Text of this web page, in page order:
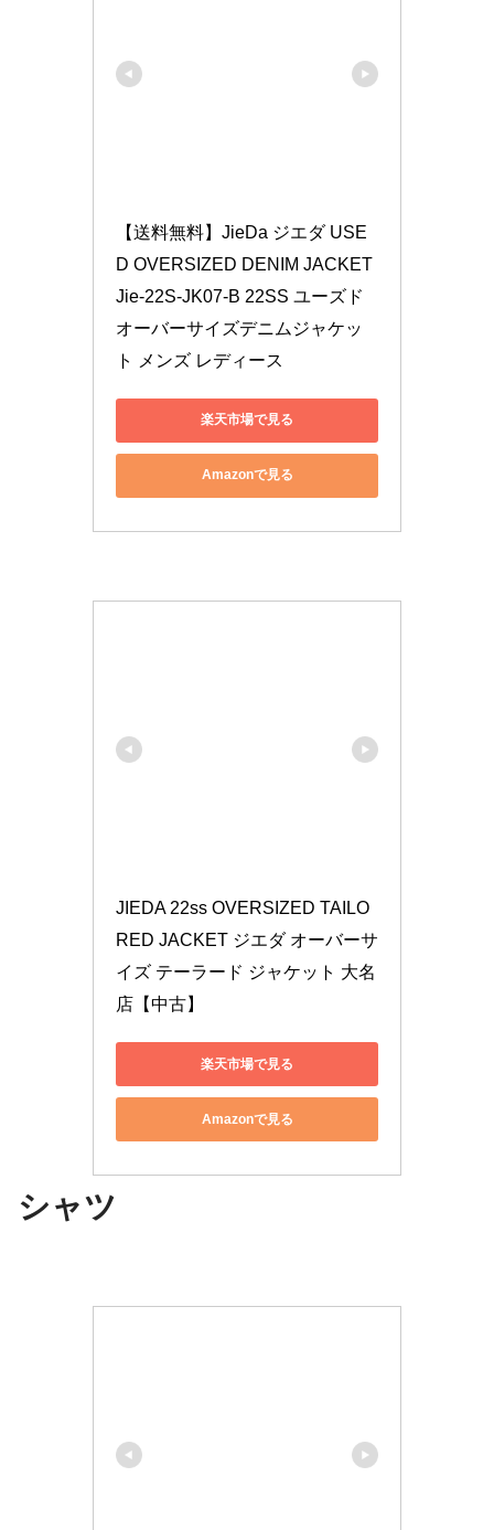
【送料無料】JieDa ジエダ USE
D OVERSIZED DENIM JACKET
Jie-22S-JK07-B 22SS ユーズド
オーバーサイズデニムジャケッ
ト メンズ レディース
楽天市場で見る
Amazonで見る
JIEDA 22ss OVERSIZED TAILO
RED JACKET ジエダ オーバーサ
イズ テーラード ジャケット 大名
店【中古】
楽天市場で見る
Amazonで見る
シャツ